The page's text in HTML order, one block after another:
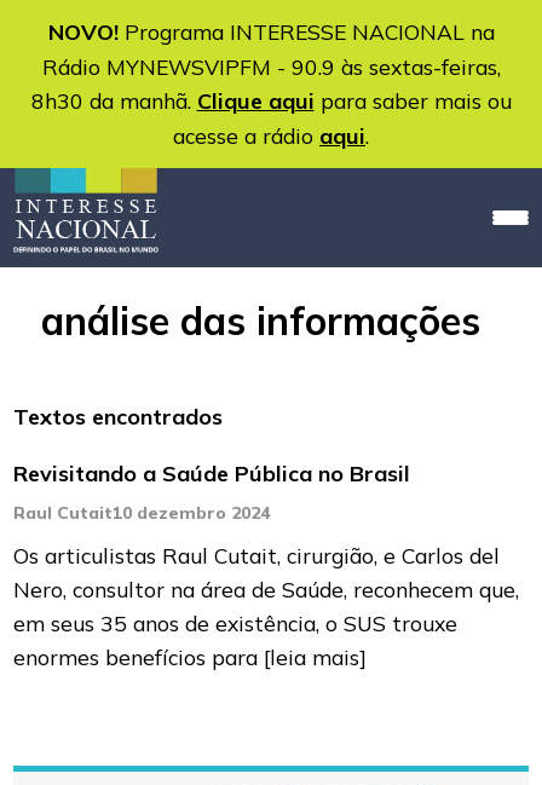
NOVO!Programa INTERESSE NACIONAL na
Rádio MYNEWSVIPFM - 90.9 às sextas-feiras,
8h30 da manhã. Clique aqui para saber mais ou
acesse a rádio aqui.
análise das informações
Textos encontrados
Revisitando a Saúde Pública no Brasil
Raul Cutait10 dezembro 2024
Os articulistas Raul Cutait, cirurgião, e Carlos del
Nero, consultor na área de Saúde, reconhecem que,
em seus 35 anos de existência, o SUS trouxe
enormes benefícios para [leia mais]